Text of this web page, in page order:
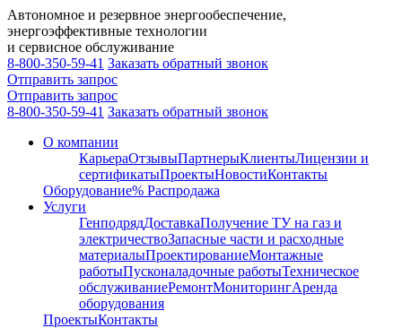
Автономное и резервное энергообеспечение,
энергоэффективные технологии
и сервисное обслуживание
8-800-350-59-41 Заказать обратный звонок
Отправить запрос
Отправить запрос
8-800-350-59-41 Заказать обратный звонок
О компании
КарьераОтзывыПартнерыКлиентыЛицензии и
сертификатыПроектыНовостиКонтакты
Оборудование% Распродажа
Услуги
ГенподрядДоставкаПолучение ТУ на газ и
электричествоЗапасные части и расходные
материалыПроектированиеМонтажные
работыПусконаладочные работыТехническое
обслуживаниеРемонтМониторингАренда
оборудования
ПроектыКонтакты